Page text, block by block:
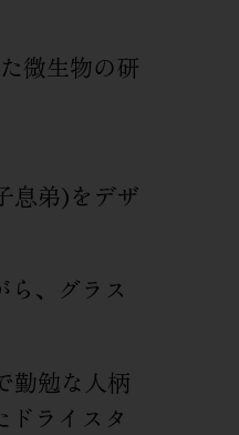
微生物の研
息弟)をデザ
、グラス
勤勉な人柄
ライスタ